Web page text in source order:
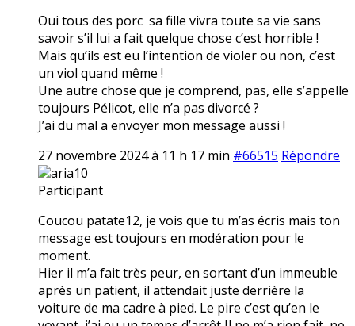
Oui tous des porc sa fille vivra toute sa vie sans
savoir s’il lui a fait quelque chose c’est horrible !
Mais qu’ils est eu l’intention de violer ou non, c’est
un viol quand même !
Une autre chose que je comprend, pas, elle s’appelle
toujours Pélicot, elle n’a pas divorcé ?
J’ai du mal a envoyer mon message aussi !
27 novembre 2024 à 11 h 17 min #66515 Répondre
aria10
Participant
Coucou patate12, je vois que tu m’as écris mais ton
message est toujours en modération pour le
moment.
Hier il m’a fait très peur, en sortant d’un immeuble
après un patient, il attendait juste derrière la
voiture de ma cadre à pied. Le pire c’est qu’en le